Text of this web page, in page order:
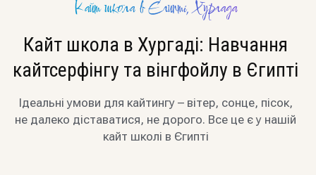
Кайт школа в Єгипті, Хургада
Кайт школа в Хургаді: Навчання
кайтсерфінгу та вінгфойлу в Єгипті
Ідеальні умови для кайтингу – вітер, сонце, пісок,
не далеко діставатися, не дорого. Все це є у нашій
кайт школі в Єгипті